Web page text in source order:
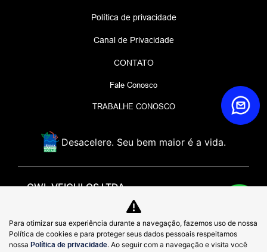
Política de privacidade
Canal de Privacidade
CONTATO
Fale Conosco
TRABALHE CONOSCO
Desacelere. Seu bem maior é a vida.
GWL VEICULOS LTDA
Rua General Rondon, 1500, de 384 ao fim - lado par -
Quitandinha, - 25650-028
Para otimizar sua experiência durante a navegação, fazemos uso de nossa
Política de cookies e para proteger seus dados pessoais respeitamos
nossa Política de privacidade. Ao seguir com a navegação e visita você